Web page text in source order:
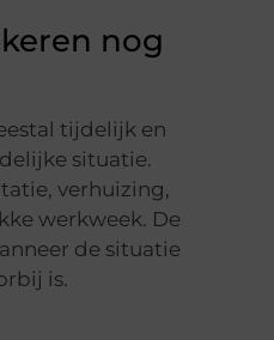
nog
tijdelijk en
situatie.
verhuizing,
werkweek. De
de situatie
is.